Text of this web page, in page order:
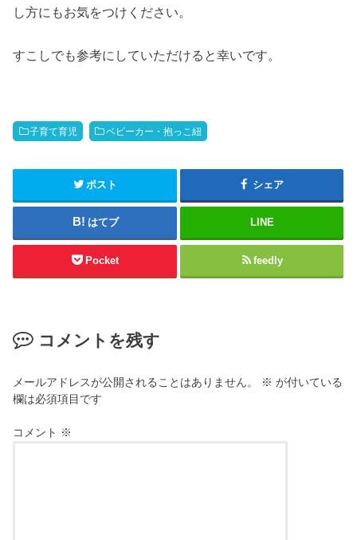
し方にもお気をつけください。
すこしでも参考にしていただけると幸いです。
子育て育児 ベビーカー・抱っこ紐
ポスト シェア
はてブ LINE
Pocket feedly
コメントを残す
メールアドレスが公開されることはありません。 ※ が付いている
欄は必須項目です
コメント ※